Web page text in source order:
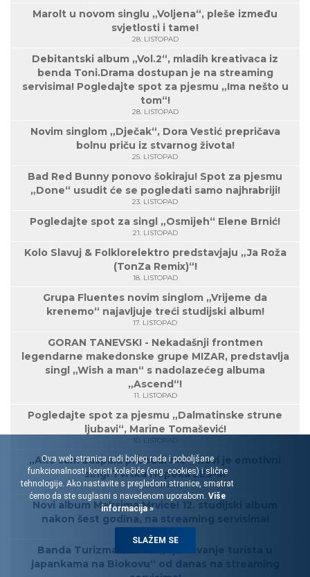
Marolt u novom singlu „Voljena“, pleše između
svjetlosti i tame!
28. LISTOPAD
Debitantski album „Vol.2“, mladih kreativaca iz
benda Toni.Drama dostupan je na streaming
servisima! Pogledajte spot za pjesmu „Ima nešto u
tom“!
28. LISTOPAD
Novim singlom „Dječak“, Dora Vestić prepričava
bolnu priču iz stvarnog života!
25. LISTOPAD
Bad Red Bunny ponovo šokiraju! Spot za pjesmu
„Done“ usudit će se pogledati samo najhrabriji!
23. LISTOPAD
Pogledajte spot za singl „Osmijeh“ Elene Brnić!
21. LISTOPAD
Kolo Slavuj & Folklorelektro predstavjaju „Ja Roža
(TonZa Remix)“!
18. LISTOPAD
Grupa Fluentes novim singlom „Vrijeme da
krenemo“ najavljuje treći studijski album!
17. LISTOPAD
GORAN TANEVSKI - Nekadašnji frontmen
legendarne makedonske grupe MIZAR, predstavlja
singl „Wish a man“ s nadolazećeg albuma
„Ascend“!
11. LISTOPAD
Pogledajte spot za pjesmu „Dalmatinske strune
ljubavi“, Marine Tomašević!
10. LISTOPAD
„Ako sam zaspala probudi me“, novi je emotivni
singl Tvrtka Hopeka LES-a!
30. RUJAN
Novi album Maksima Mrvice! 12. studijski album
nakon šest godina, na streaming servisima!
27. RUJAN
Banda Turizma: Album „Spašavanje turista u
japankama na Biokovu“ od danas na streaming
Ova web stranica radi boljeg rada i poboljšane
funkcionalnosti koristi kolačiće (eng. cookies) i slične
tehnologije. Ako nastavite s pregledom stranice, smatrat
ćemo da ste suglasni s navedenom uporabom. Više
informacija »
SLAŽEM SE